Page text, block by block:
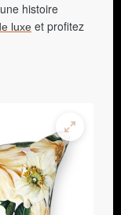
histoire
luxe et profitez